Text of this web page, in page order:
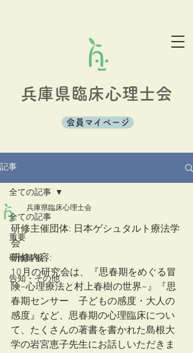
兵庫県臨床心理士会
会員マイページ
記事
全ての記事
重要
研修情報
告知・その他
全ての記事
兵庫県臨床心理士会
研修主催団体: 日本ゲシュタルト療法学
会
研修内容:
10月の研究会は、『思春期をめぐる冒
険−心理療法と村上春樹の世界−』『思
春期センサー　子どもの感度・大人の
感度』など、思春期の心理臨床につい
て、たくさんの著書を書かれた島根大
学の岩宮恵子先生にお話しいただきま